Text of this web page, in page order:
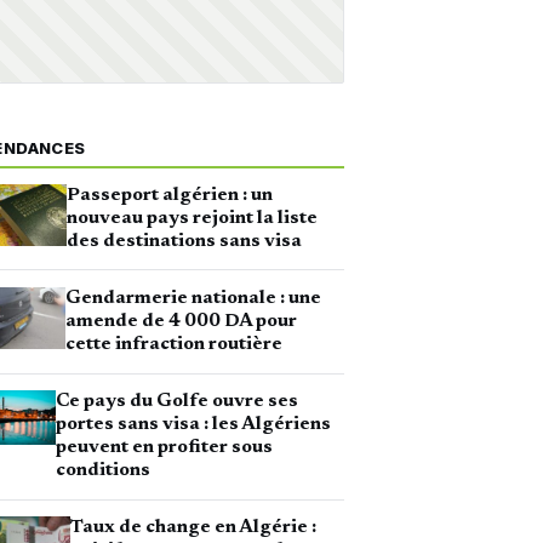
Passeport algérien : un
nouveau pays rejoint la liste
des destinations sans visa
Gendarmerie nationale : une
amende de 4 000 DA pour
cette infraction routière
Ce pays du Golfe ouvre ses
portes sans visa : les Algériens
peuvent en profiter sous
conditions
Taux de change en Algérie :